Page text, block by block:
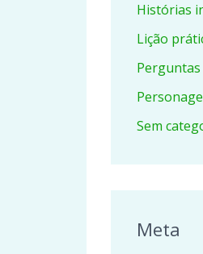
Histórias
Lição
Sem
Meta